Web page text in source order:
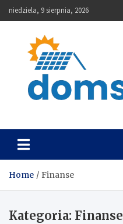
Skip
to
niedziela, 9 sierpnia, 2026
DomStylo
Home Finanse
Kategoria: Finanse